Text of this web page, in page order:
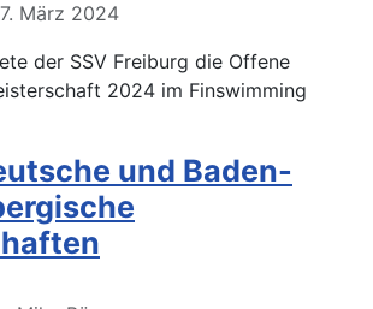
März 2024
der SSV Freiburg die Offene
2024 im Finswimming
und Baden-